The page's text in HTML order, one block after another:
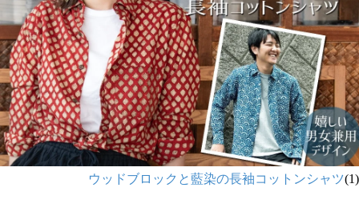
ウッドブロックと藍染の長袖コットンシャツ(1)